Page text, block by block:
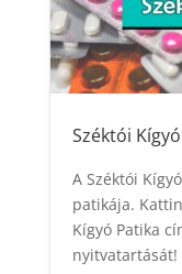
Széktói
A Széktói
patikája.
Kígyó Patika
nyitvatartását!